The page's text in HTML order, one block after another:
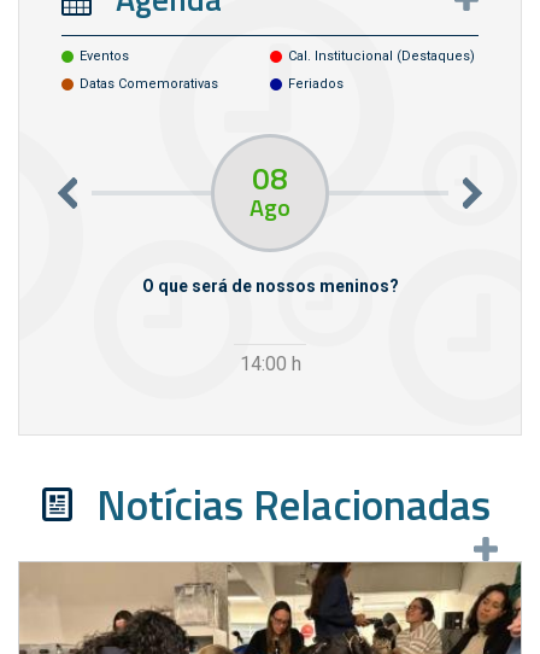
Eventos
Cal. Institucional (destaques)
Datas Comemorativas
Feriados
08
Ago
O que será de nossos meninos?
14:00 h
Notícias Relacionadas